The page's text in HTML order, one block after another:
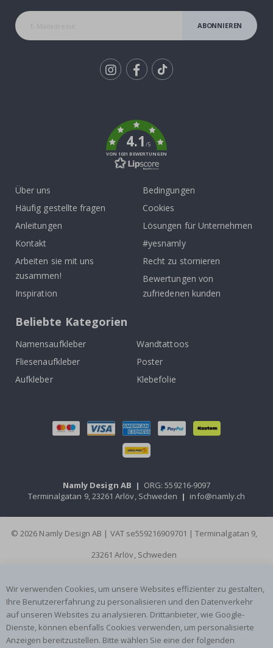
ABONNIEREN
4.1/5
VON 1031 BEWERTUNGEN
Über uns
Häufig gestellte fragen
Anleitungen
Kontakt
Arbeiten sie mit uns
zusammen!
Inspiration
Bedingungen
Cookies
Lösungen für Unternehmen
#yesnamly
Recht zu stornieren
Bewertungen von
zufriedenen kunden
Beliebte Kategorien
Namensaufkleber
Wandtattoos
Fliesenaufkleber
Poster
Aufkleber
Klebefolie
Namly Design AB | ORG: 559216-9097
Terminalgatan 9, 23261 Arlöv, Schweden | info@namly.ch
© 2026 Namly Design AB | VAT se559216909701 | Terminalgatan 9,
23261 Arlöv, Schweden
Wir verwenden Cookies, um unsere Websites effizienter zu gestalten,
Ihre Benutzererfahrung zu personalisieren und den Datenverkehr
auf unseren Websites zu analysieren. Drittanbieter, wie Google-
Dienste, können ebenfalls Cookies verwenden, um personalisierte
Anzeigen bereitzustellen. Bitte wählen Sie eine der folgenden